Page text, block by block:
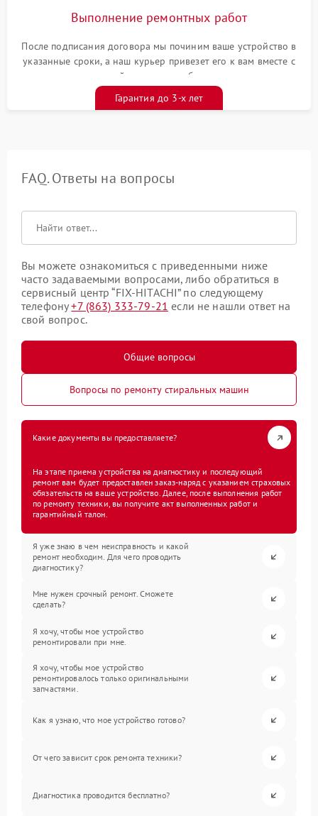
Выполнение ремонтных работ
После подписания договора мы починим ваше устройство в
указанные сроки, а наш курьер привезет его к вам вместе с
гарантийным талоном бесплатно
Гарантия до 3-х лет
FAQ. Ответы на вопросы
Вы можете ознакомиться с приведенными ниже
часто задаваемыми вопросами, либо обратиться в
сервисный центр “FIX-HITACHI” по следующему
телефону+7 (863) 333-79-21 если не нашли ответ на
свой вопрос.
Общие вопросы
Вопросы по ремонту стиральных машин
Какие документы вы предоставляете?
На этапе приема устройства на диагностику и последующий
ремонт вам будет предоставлен заказ-наряд с указанием страховых
обязательств на ваше устройство. Далее, после выполнения работ
по ремонту техники, вы получите акт выполненных работ и
гарантийный талон.
Я уже знаю в чем неисправность и какой
ремонт необходим. Для чего проводить
диагностику?
Мне нужен срочный ремонт. Сможете
сделать?
Я хочу, чтобы мое устройство
ремонтировали при мне.
Я хочу, чтобы мое устройство
ремонтировалось только оригинальными
запчастями.
Как я узнаю, что мое устройство готово?
От чего зависит срок ремонта техники?
Диагностика проводится бесплатно?